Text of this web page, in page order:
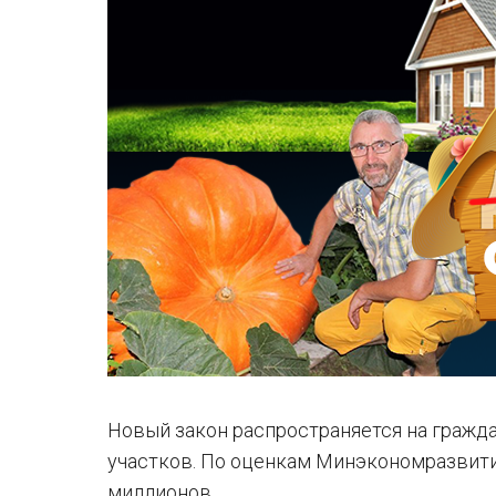
Новый закон распространяется на
участков. По оценкам